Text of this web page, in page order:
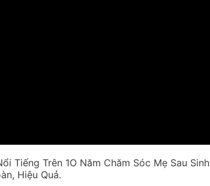
Tiếng Trên 1O Năm Chăm Sóc Mẹ Sau Sinh
Hiệu Quả.